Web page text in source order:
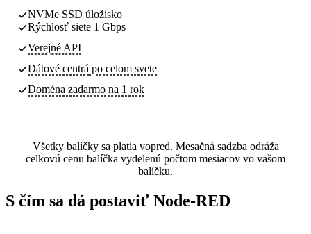
NVMe SSD úložisko
Rýchlosť siete 1 Gbps
Verejné API
Dátové centrá po celom svete
Doména zadarmo na 1 rok
Všetky balíčky sa platia vopred. Mesačná sadzba odráža
celkovú cenu balíčka vydelenú počtom mesiacov vo vašom
balíčku.
S čím sa dá postaviť Node-RED